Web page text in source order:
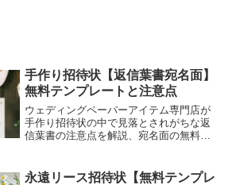
手作り招待状【返信葉書宛名面】
無料テンプレートと注意点
ウェディングペーパーアイテム専門店が
手作り招待状の中で見落とされがちな返
信葉書の注意点を解説、宛名面の無料テ
ンプレートサイトです。
永遠リース招待状【無料テンプレ